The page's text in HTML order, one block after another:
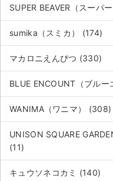
SUPER BEAVER（スーパ
sumika（スミカ） (174)
マカロニえんぴつ (330)
BLUE ENCOUNT（ブル
WANIMA（ワニマ） (308)
UNISON SQUARE
(11)
キュウソネコカミ (140)